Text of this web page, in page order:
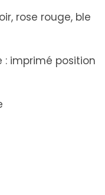
rose rouge, ble
imprimé position